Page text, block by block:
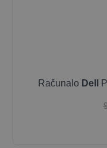
Računalo Dell